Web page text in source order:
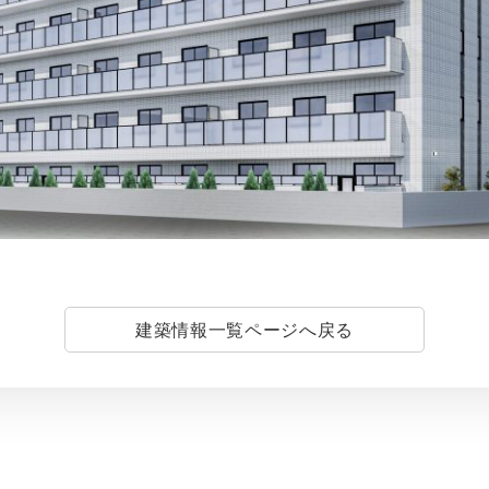
建築情報一覧ページへ戻る